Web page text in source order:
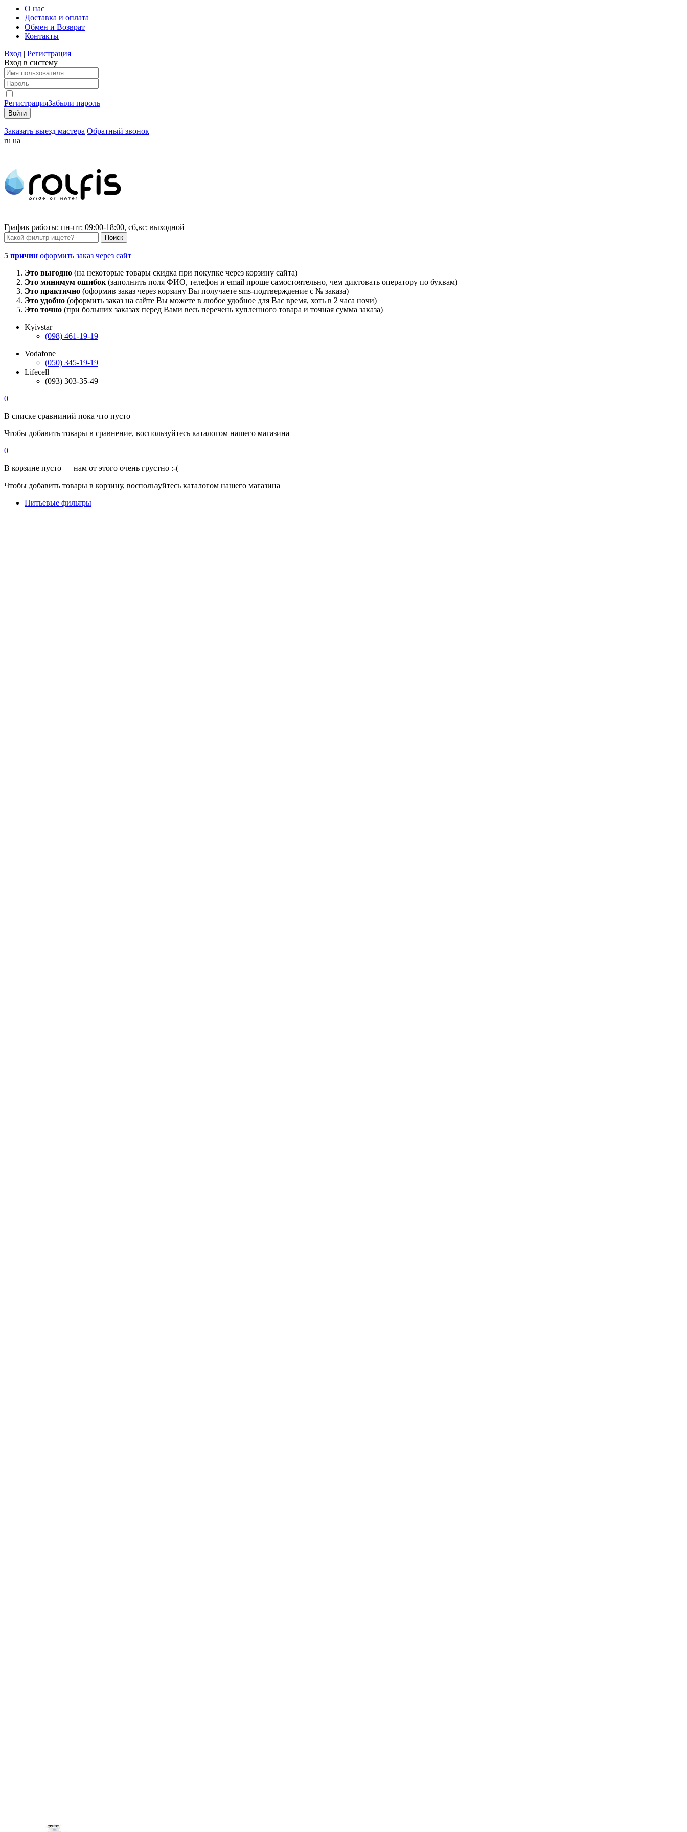
О нас
Доставка и оплата
Обмен и Возврат
Контакты
Вход | Регистрация
Вход в систему
РегистрацияЗабыли пароль
Заказать выезд мастера Обратный звонок
ru ua
График работы: пн-пт: 09:00-18:00, сб,вс: выходной
5 причин оформить заказ через сайт
Это выгодно (на некоторые товары скидка при покупке через корзину сайта)
Это минимум ошибок (заполнить поля ФИО, телефон и email проще самостоятельно, чем диктовать оператору по буквам)
Это практично (оформив заказ через корзину Вы получаете sms-подтверждение с № заказа)
Это удобно (оформить заказ на сайте Вы можете в любое удобное для Вас время, хоть в 2 часа ночи)
Это точно (при больших заказах перед Вами весь перечень купленного товара и точная сумма заказа)
Kyivstar
(098) 461-19-19
Vodafone
(050) 345-19-19
Lifecell
(093) 303-35-49
0
В списке сравниний пока что пусто
Чтобы добавить товары в сравнение, воспользуйтесь каталогом нашего магазина
0
В корзине пусто — нам от этого очень грустно :-(
Чтобы добавить товары в корзину, воспользуйтесь каталогом нашего магазина
Питьевые фильтры